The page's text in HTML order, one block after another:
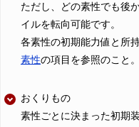
ただし、どの素性でも後
イルを転向可能です。
各素性の初期能力値と所
素性の項目を参照のこと。
おくりもの
素性ごとに決まった初期